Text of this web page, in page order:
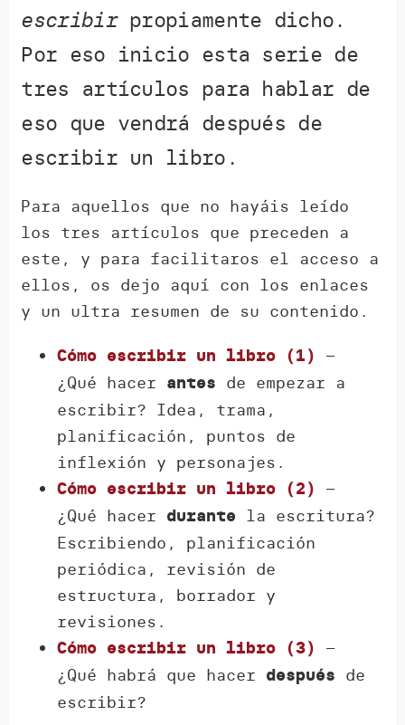
escribirpropiamente dicho.
Por eso inicio esta serie de
tres artículos para hablar de
eso que vendrá después de
escribir un libro.
Para aquellos que no hayáis leído
los tres artículos que preceden a
este, y para facilitaros el acceso a
ellos, os dejo aquí con los enlaces
y un ultra resumen de su contenido.
Cómo escribir un libro (1)
–
¿Qué hacer antes de empezar a
escribir? Idea, trama,
planificación, puntos de
inflexión y personajes.
Cómo escribir un libro (2)
–
¿Qué hacer durante la escritura?
Escribiendo, planificación
periódica, revisión de
estructura, borrador y
revisiones.
Cómo escribir un libro (3)
–
¿Qué habrá que hacer después de
escribir?